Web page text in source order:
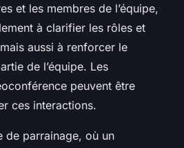
et les membres de l’équipe,
à clarifier les rôles et
aussi à renforcer le
de l’équipe. Les
peuvent être
ces interactions.
de parrainage, où un